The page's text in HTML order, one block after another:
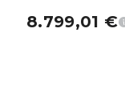
8.799,01 €